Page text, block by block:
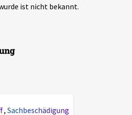
ist nicht bekannt.
, Sachbeschädigung